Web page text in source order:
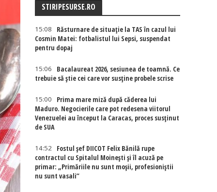
STIRIPESURSE.RO
15:08
Răsturnare de situație la TAS în cazul lui
Cosmin Matei: fotbalistul lui Sepsi, suspendat
pentru dopaj
15:06
Bacalaureat 2026, sesiunea de toamnă. Ce
trebuie să știe cei care vor susține probele scrise
15:00
Prima mare miză după căderea lui
Maduro. Negocierile care pot redesena viitorul
Venezuelei au început la Caracas, proces susținut
de SUA
14:52
Fostul șef DIICOT Felix Bănilă rupe
contractul cu Spitalul Moinești și îl acuză pe
primar: „Primăriile nu sunt moșii, profesioniștii
nu sunt vasali”